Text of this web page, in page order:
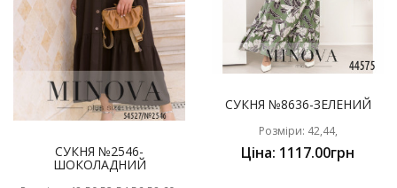
СУКНЯ №2546-
ШОКОЛАДНИЙ
СУКНЯ №8636-ЗЕЛЕНИЙ
Розміри: 42,44,
Ціна: 1117.00грн